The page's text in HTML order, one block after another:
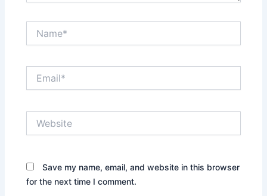
Save my name, email, and website in this browser
for the next time I comment.